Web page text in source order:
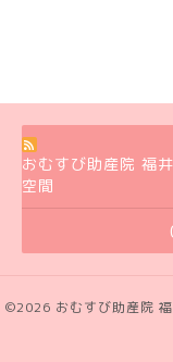
おむすび助産院 福
空間
©2026 おむすび助産院